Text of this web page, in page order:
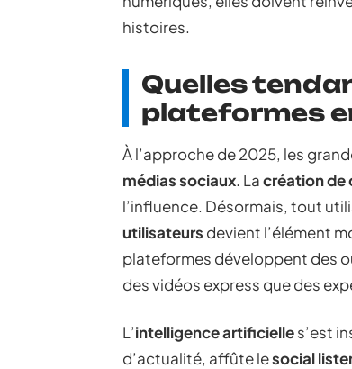
histoires.
Quelles
plateformes
À l’approche de 2025, les
médias sociaux. Lacréation de
l’influence. Désormais, tout
utilisateurs devient l’élément
plateformes développent des
des vidéos express que des
L’intelligence artificielles’est
d’actualité, affûte lesocial